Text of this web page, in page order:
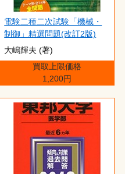
電験二種二次試験「機械・
制御」精選問題(改訂2版)
大嶋輝夫 (著)
買取上限価格
1,200円